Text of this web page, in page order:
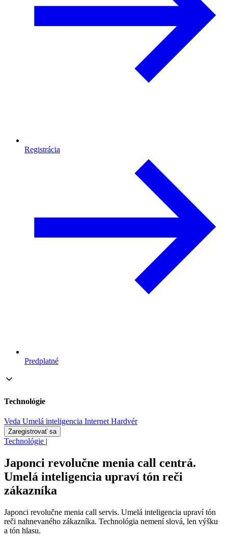
Registrácia
Predplatné
Technológie
Veda Umelá inteligencia Internet Hardvér
Zaregistrovať sa
Technológie |
Japonci revolučne menia call centrá.
Umelá inteligencia upraví tón reči
zákazníka
Japonci revolučne menia call servis. Umelá inteligencia upraví tón
reči nahnevaného zákazníka. Technológia nemení slová, len výšku
a tón hlasu.